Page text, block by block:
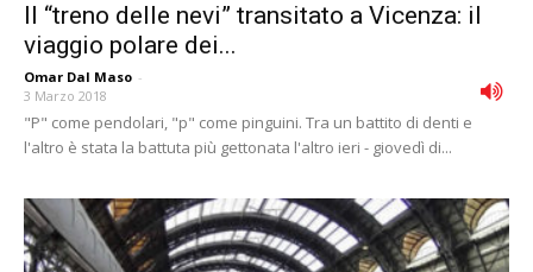
Il “treno delle nevi” transitato a Vicenza: il
viaggio polare dei...
Omar Dal Maso -
3 Marzo 2018
"P" come pendolari, "p" come pinguini. Tra un battito di denti e
l'altro è stata la battuta più gettonata l'altro ieri - giovedì di...